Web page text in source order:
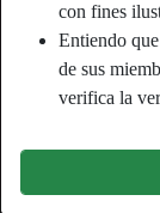
con fines
Entiendo
de sus
verifica la
no busco al
sentir una mujer
con regalos, lo